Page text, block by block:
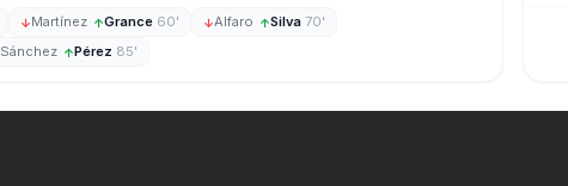
↓Martínez· ↑Grance 60' ↓Alfaro · ↑Silva 70'
Sánchez· ↑Pérez 85'